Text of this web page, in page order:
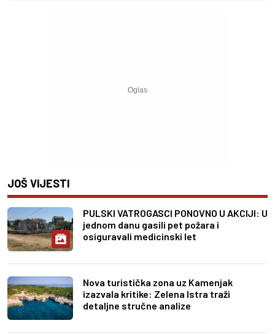
JOŠ VIJESTI
PULSKI VATROGASCI PONOVNO U AKCIJI: U
jednom danu gasili pet požara i
osiguravali medicinski let
Nova turistička zona uz Kamenjak
izazvala kritike: Zelena Istra traži
detaljne stručne analize